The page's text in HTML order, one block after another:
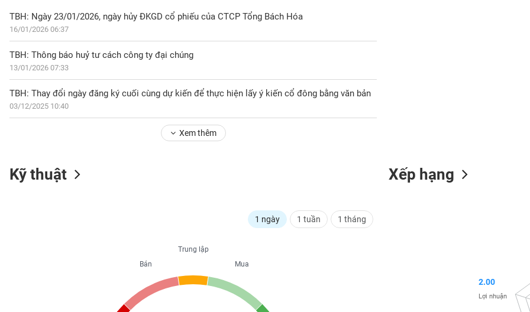
TBH: Ngày 23/01/2026, ngày hủy ĐKGD cổ phiếu của CTCP Tổng Bách Hóa
16/01/2026 06:37
TBH: Thông báo huỷ tư cách công ty đại chúng
13/01/2026 07:33
TBH: Thay đổi ngày đăng ký cuối cùng dự kiến để thực hiện lấy ý kiến cổ đông bằng văn bản
03/12/2025 10:40
Xem thêm
Kỹ thuật
1 ngày 1 tuần 1 tháng
Trung lập
Mua
Bán
Xếp hạng
2.00
Lợi nhuận
DOANH
NGHIỆP
CỔ
SINH